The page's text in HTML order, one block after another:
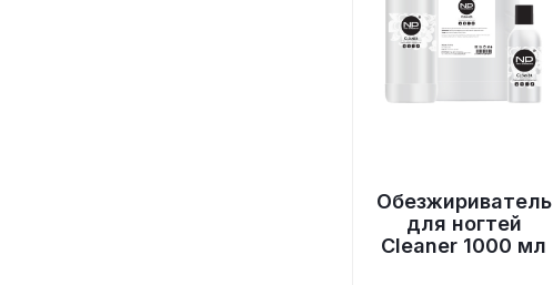
Обезжириватель
для ногтей
Cleaner 1000 мл